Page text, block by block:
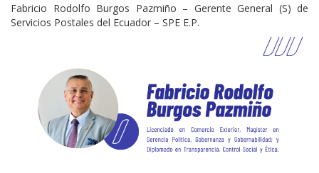
Fabricio Rodolfo Burgos Pazmiño – Gerente General (S) de
Servicios Postales del Ecuador – SPE E.P.